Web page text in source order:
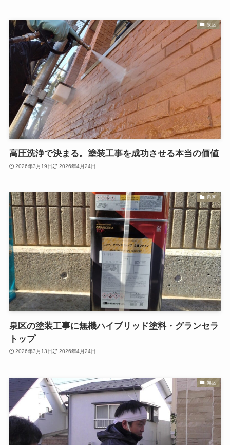
泉区
高圧洗浄で決まる。塗装工事を成功させる本当の価値
2026年3月19日 2026年4月24日
泉区
泉区の塗装工事に無機ハイブリッド塗料・グランセラ
トップ
2026年3月13日 2026年4月24日
旭区